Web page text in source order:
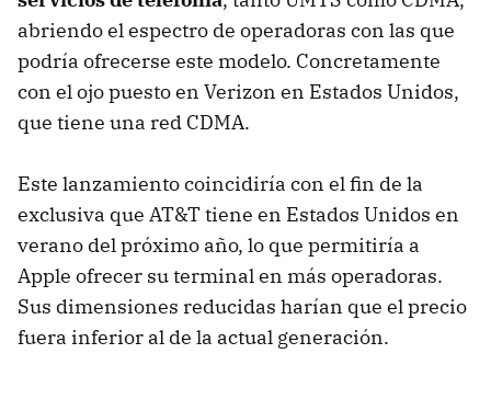
abriendo el espectro de operadoras con las que
podría ofrecerse este modelo. Concretamente
con el ojo puesto en Verizon en Estados Unidos,
que tiene una red CDMA.
Este lanzamiento coincidiría con el fin de la
exclusiva que AT&T tiene en Estados Unidos en
verano del próximo año, lo que permitiría a
Apple ofrecer su terminal en más operadoras.
Sus dimensiones reducidas harían que el precio
fuera inferior al de la actual generación.